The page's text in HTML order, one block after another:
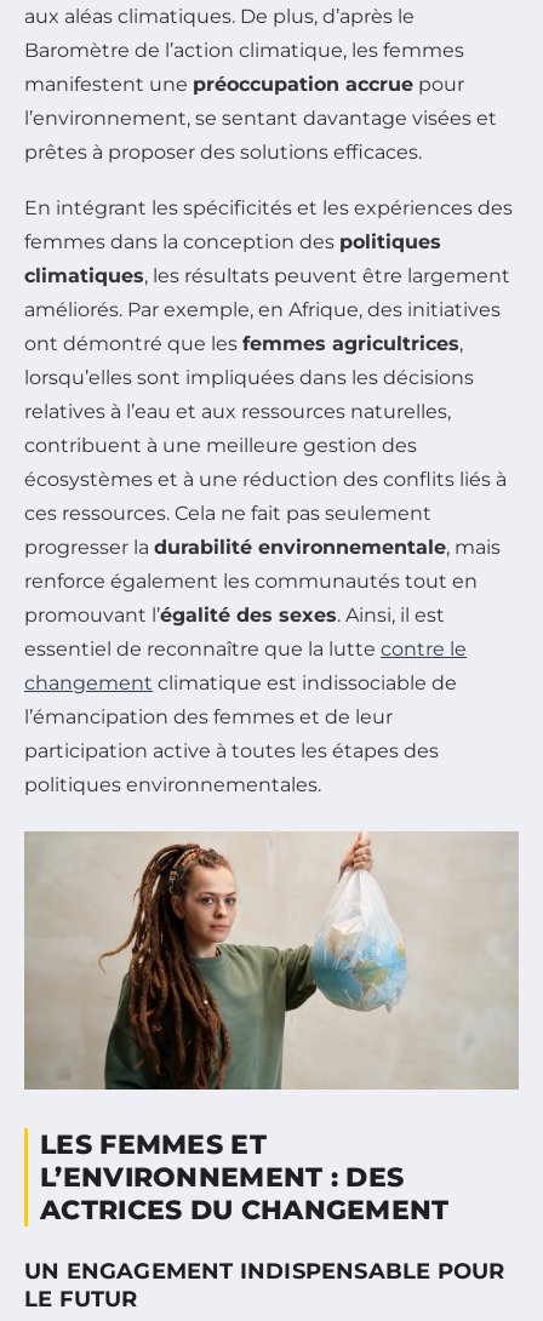
aux aléas climatiques. De plus, d’après le
Baromètre de l’action climatique, les femmes
manifestent une préoccupation accrue pour
l’environnement, se sentant davantage visées et
prêtes à proposer des solutions efficaces.
En intégrant les spécificités et les expériences des
femmes dans la conception des politiques
climatiques, les résultats peuvent être largement
améliorés. Par exemple, en Afrique, des initiatives
ont démontré que les femmes agricultrices,
lorsqu’elles sont impliquées dans les décisions
relatives à l’eau et aux ressources naturelles,
contribuent à une meilleure gestion des
écosystèmes et à une réduction des conflits liés à
ces ressources. Cela ne fait pas seulement
progresser la durabilité environnementale, mais
renforce également les communautés tout en
promouvant l’égalité des sexes. Ainsi, il est
essentiel de reconnaître que la lutte contre le
changement climatique est indissociable de
l’émancipation des femmes et de leur
participation active à toutes les étapes des
politiques environnementales.
LES FEMMES ET
L’ENVIRONNEMENT : DES
ACTRICES DU CHANGEMENT
UN ENGAGEMENT INDISPENSABLE POUR
LE FUTUR